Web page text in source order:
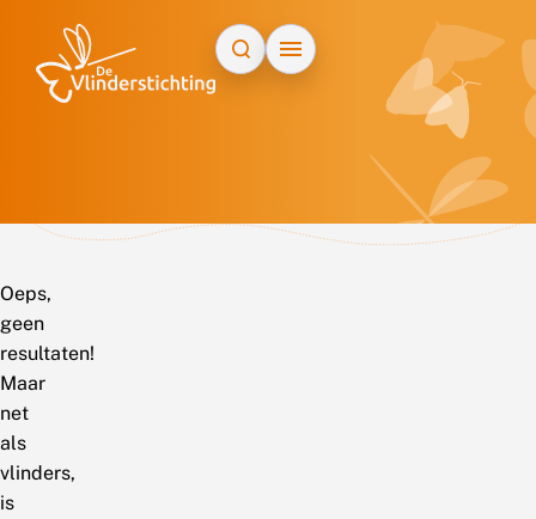
Oeps,
geen
resultaten!
Maar
net
als
vlinders,
is